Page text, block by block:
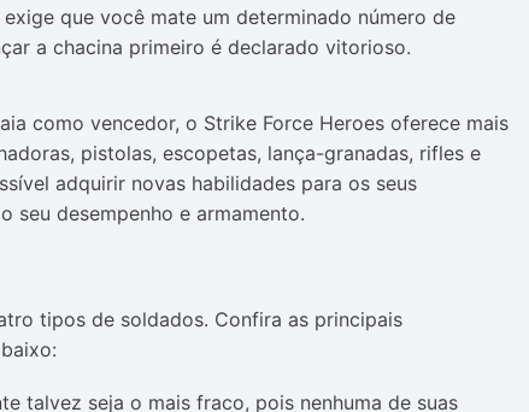
que você mate um determinado número de
a chacina primeiro é declarado vitorioso.
como vencedor, o Strike Force Heroes oferece mais
pistolas, escopetas, lança-granadas, rifles e
adquirir novas habilidades para os seus
seu desempenho e armamento.
tipos de soldados. Confira as principais
talvez seja o mais fraco, pois nenhuma de suas